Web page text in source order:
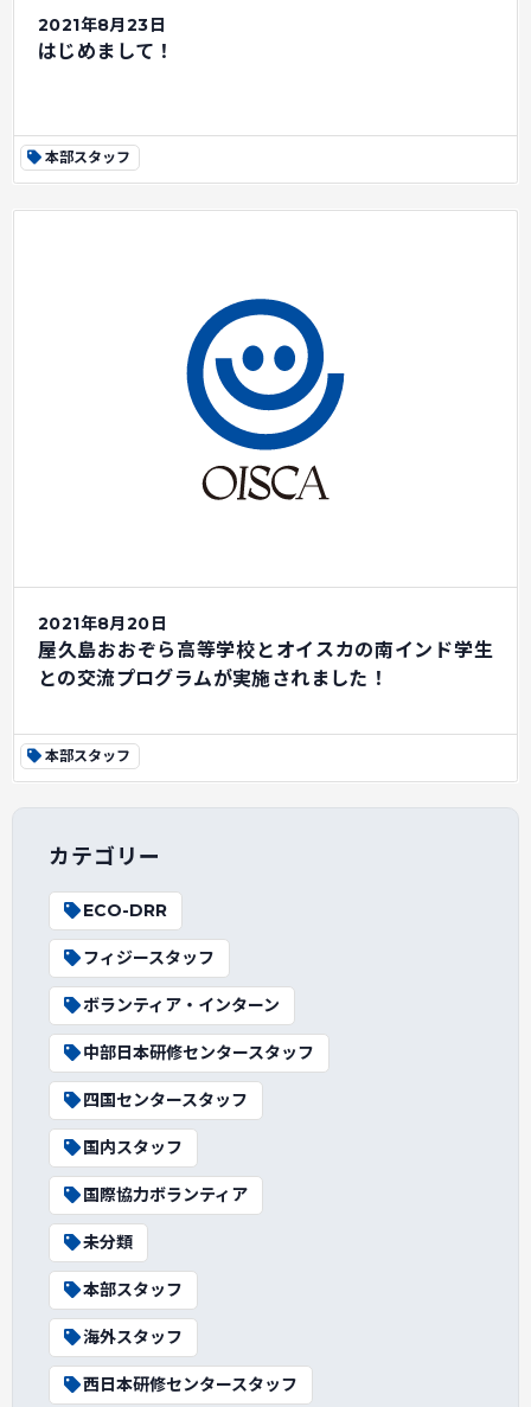
2021年8月23日
はじめまして！
本部スタッフ
2021年8月20日
屋久島おおぞら高等学校とオイスカの南インド学生
との交流プログラムが実施されました！
本部スタッフ
カテゴリー
ECO-DRR
フィジースタッフ
ボランティア・インターン
中部日本研修センタースタッフ
四国センタースタッフ
国内スタッフ
国際協力ボランティア
未分類
本部スタッフ
海外スタッフ
西日本研修センタースタッフ